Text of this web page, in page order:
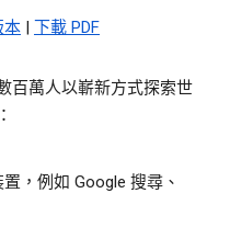
本 | 下載 PDF
百萬人以嶄新方式探索世
，例如 Google 搜尋、